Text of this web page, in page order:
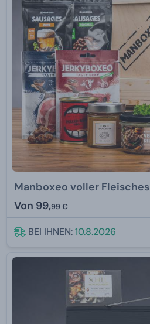
Manboxeo voller Fleisches
Von 99,99 €
BEI IHNEN:10.8.2026